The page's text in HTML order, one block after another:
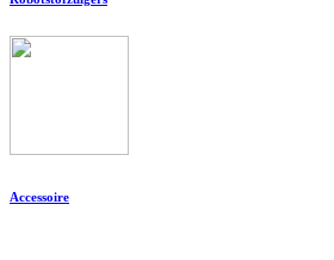
Accessoire